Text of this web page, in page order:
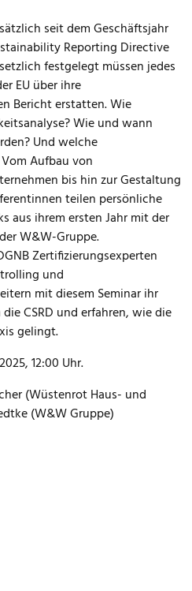
seit dem Geschäftsjahr
Reporting Directive
festgelegt müssen jedes
EU über ihre
Bericht erstatten. Wie
Wie und wann
Und welche
Aufbau von
bis hin zur Gestaltung
teilen persönliche
aus ihrem ersten Jahr mit der
W&W-Gruppe.
Zertifizierungsexperten
und
mit diesem Seminar ihr
CSRD und erfahren, wie die
gelingt.
12:00 Uhr.
(Wüstenrot Haus- und
(W&W Gruppe)